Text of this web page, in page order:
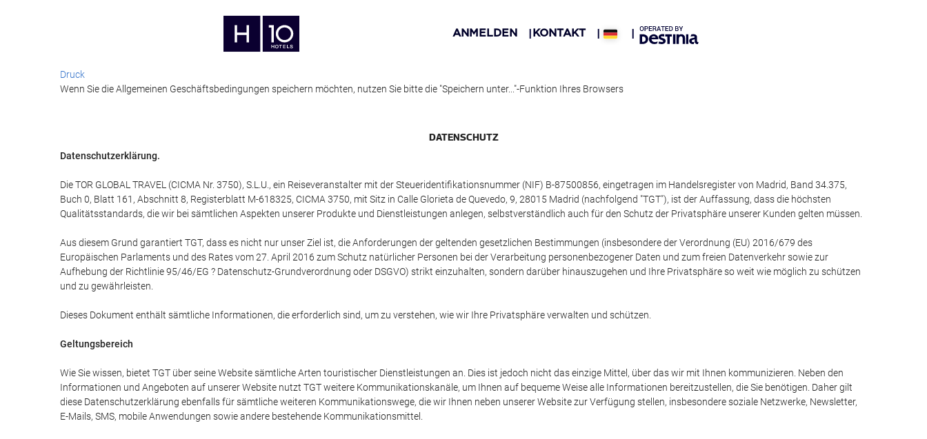
ANMELDEN KONTAKT
Druck
Wenn Sie die Allgemeinen Geschäftsbedingungen speichern möchten, nutzen Sie bitte die "Speichern unter..."-Funktion Ihres Browsers
DATENSCHUTZ
Datenschutzerklärung.
Die TOR GLOBAL TRAVEL (CICMA Nr. 3750), S.L.U., ein Reiseveranstalter mit der Steueridentifikationsnummer (NIF) B-87500856, eingetragen im Handelsregister von Madrid, Band 34.375,
Buch 0, Blatt 161, Abschnitt 8, Registerblatt M-618325, CICMA 3750, mit Sitz in Calle Glorieta de Quevedo, 9, 28015 Madrid (nachfolgend "TGT"), ist der Auffassung, dass die höchsten
Qualitätsstandards, die wir bei sämtlichen Aspekten unserer Produkte und Dienstleistungen anlegen, selbstverständlich auch für den Schutz der Privatsphäre unserer Kunden gelten müssen.
Aus diesem Grund garantiert TGT, dass es nicht nur unser Ziel ist, die Anforderungen der geltenden gesetzlichen Bestimmungen (insbesondere der Verordnung (EU) 2016/679 des
Europäischen Parlaments und des Rates vom 27. April 2016 zum Schutz natürlicher Personen bei der Verarbeitung personenbezogener Daten und zum freien Datenverkehr sowie zur
Aufhebung der Richtlinie 95/46/EG ? Datenschutz-Grundverordnung oder DSGVO) strikt einzuhalten, sondern darüber hinauszugehen und Ihre Privatsphäre so weit wie möglich zu schützen
und zu gewährleisten.
Dieses Dokument enthält sämtliche Informationen, die erforderlich sind, um zu verstehen, wie wir Ihre Privatsphäre verwalten und schützen.
Geltungsbereich
Wie Sie wissen, bietet TGT über seine Website sämtliche Arten touristischer Dienstleistungen an. Dies ist jedoch nicht das einzige Mittel, über das wir mit Ihnen kommunizieren. Neben den
Informationen und Angeboten auf unserer Website nutzt TGT weitere Kommunikationskanäle, um Ihnen auf bequeme Weise alle Informationen bereitzustellen, die Sie benötigen. Daher gilt
diese Datenschutzerklärung ebenfalls für sämtliche weiteren Kommunikationswege, die wir Ihnen neben unserer Website zur Verfügung stellen, insbesondere soziale Netzwerke, Newsletter,
E-Mails, SMS, mobile Anwendungen sowie andere bestehende Kommunikationsmittel.